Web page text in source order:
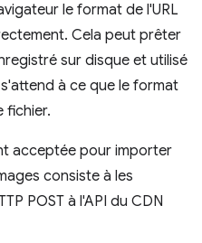
le format de l'URL
Cela peut prêter
sur disque et utilisé
à ce que le format
fichier.
acceptée pour importer
consiste à les
POST à l'API du CDN